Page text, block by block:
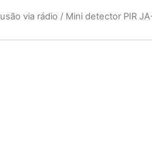
via rádio / Mini detector PIR